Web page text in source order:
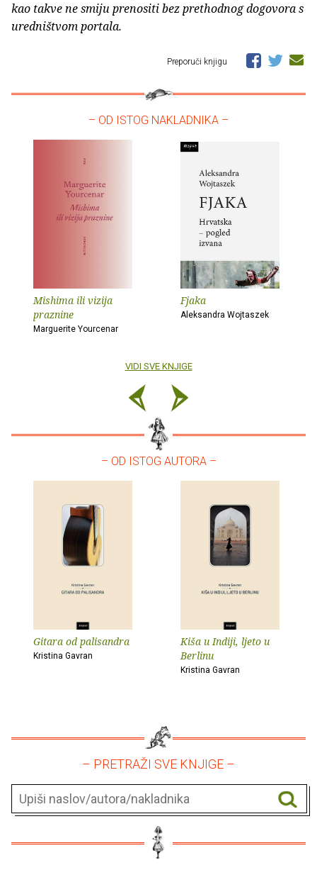
kao takve ne smiju prenositi bez prethodnog dogovora s
uredništvom portala.
Preporuči knjigu
– OD ISTOG NAKLADNIKA –
Mishima ili vizija
praznine
Marguerite Yourcenar
Fjaka
Aleksandra Wojtaszek
VIDI SVE KNJIGE
– OD ISTOG AUTORA –
Gitara od palisandra
Kristina Gavran
Kiša u Indiji, ljeto u
Berlinu
Kristina Gavran
– PRETRAŽI SVE KNJIGE –